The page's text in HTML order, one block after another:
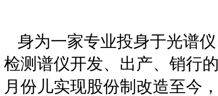
身为一家专业投身于光谱
检测谱仪开发、出产、销行
月份儿实现股份制改造至今